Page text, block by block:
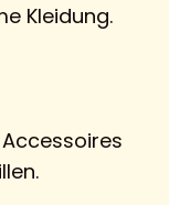
Kleidung.